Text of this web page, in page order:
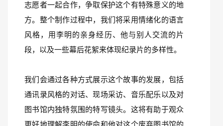
志愿者一起合作，争取保护这个有特殊意义的地
方。整个制作过程中，我们将采用情绪化的语言
风格，用李明的亲身经历、他与别人交流的片
段，以及一些幕后花絮来体现纪录片的多样性。
我们会通过各种方式展示这个故事的发展，包括
通讯录风格的对话、现场采访、音乐配乐以及对
图书馆内独特氛围的特写镜头。这将有助于观众
更好地理解李明的使命和他对这个废弃图书馆的